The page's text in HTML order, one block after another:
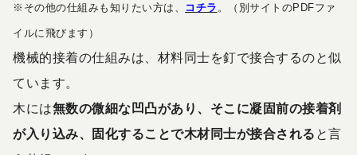
※その他の仕組みも知りたい方は、 コチラ 。（別サイトのPDFファ
イルに飛びます）
機械的接着の仕組みは、材料同士を釘で接合するのと似
ています。
木には無数の微細な凹凸があり、そこに凝固前の接着剤
が入り込み、固化することで木材同士が接合される と言